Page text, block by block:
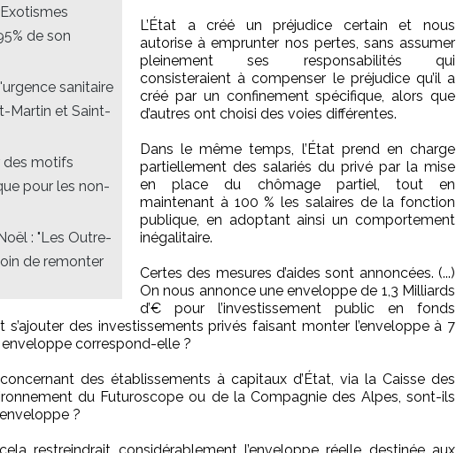
de son
sanitaire
Martin et Saint-
des motifs
pour les non-
: "Les Outre-
de remonter
L’État a créé un préjudice certain et nous
autorise à emprunter nos pertes, sans assumer
pleinement ses responsabilités qui
consisteraient à compenser le préjudice qu’il a
créé par un confinement spécifique, alors que
d’autres ont choisi des voies différentes.
Dans le même temps, l’État prend en charge
partiellement des salariés du privé par la mise
en place du chômage partiel, tout en
maintenant à 100 % les salaires de la fonction
publique, en adoptant ainsi un comportement
inégalitaire.
Certes des mesures d’aides sont annoncées. (...)
On nous annonce une enveloppe de 1,3 Milliards
d’€ pour l’investissement public en fonds
s’ajouter des investissements privés faisant monter l’enveloppe à 7
correspond-elle ?
des établissements à capitaux d’État, via la Caisse des
du Futuroscope ou de la Compagnie des Alpes, sont-ils
?